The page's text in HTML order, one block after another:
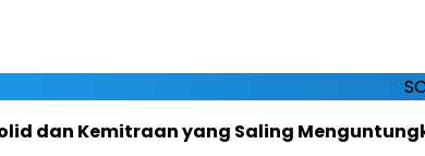
dan Kemitraan yang Saling